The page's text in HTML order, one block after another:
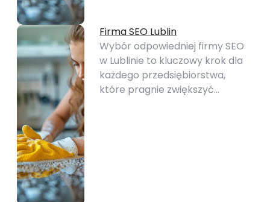
Firma SEO Lublin
Wybór odpowiedniej firmy SEO
w Lublinie to kluczowy krok dla
każdego przedsiębiorstwa,
które pragnie zwiększyć…